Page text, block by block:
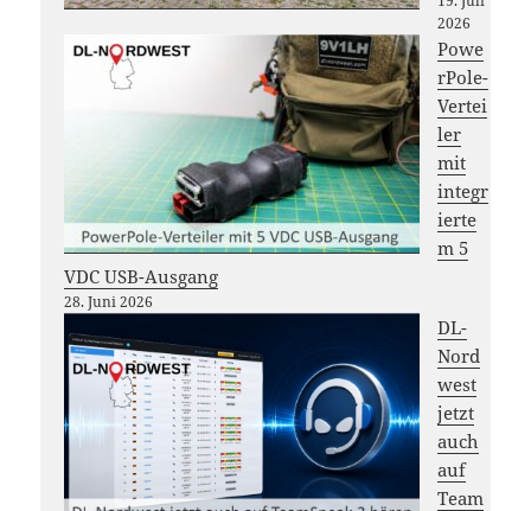
2026
Powe
rPole-
Vertei
ler
mit
integr
ierte
m 5
VDC USB-Ausgang
28. Juni 2026
DL-
Nord
west
jetzt
auch
auf
Team